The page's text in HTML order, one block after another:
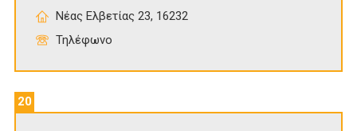
Νέας Ελβετίας 23, 16232
Τηλέφωνο
20